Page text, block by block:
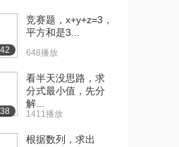
竞赛题，x+y+z=3，
平方和是3...
648播放
看半天没思路，求
分式最小值，先分
解...
1411播放
根据数列，求出